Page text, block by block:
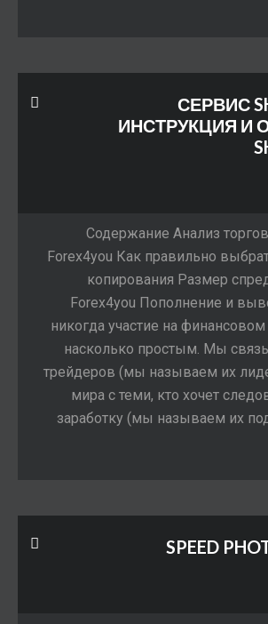
СЕРВИС
ИНСТРУКЦИЯ И
Содержание Анализ
Forex4you Как правильно
копирования Размер
Forex4you Пополнение и
никогда участие на
насколько простым. Мы
трейдеров (мы называем их
мира с теми, кто хочет
заработку (мы называем их
SPEED